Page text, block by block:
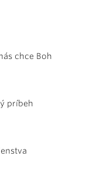
chce Boh
príbeh